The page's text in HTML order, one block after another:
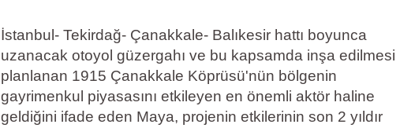
İstanbul- Tekirdağ- Çanakkale- Balıkesir hattı boyunca
uzanacak otoyol güzergahı ve bu kapsamda inşa edilmesi
planlanan 1915 Çanakkale Köprüsü'nün bölgenin
gayrimenkul piyasasını etkileyen en önemli aktör haline
geldiğini ifade eden Maya, projenin etkilerinin son 2 yıldır